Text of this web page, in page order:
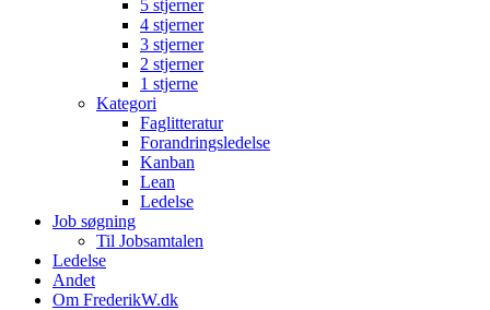
5 stjerner
4 stjerner
3 stjerner
2 stjerner
1 stjerne
Kategori
Faglitteratur
Forandringsledelse
Kanban
Lean
Ledelse
Job søgning
Til Jobsamtalen
Ledelse
Andet
Om FrederikW.dk